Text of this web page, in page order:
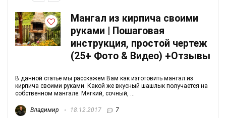
Мангал из кирпича своими
руками | Пошаговая
инструкция, простой чертеж
(25+ Фото & Видео) +Отзывы
В данной статье мы расскажем Вам как изготовить мангал из
кирпича своими руками. Какой же вкусный шашлык получается на
собственном мангале. Мягкий, сочный, ...
Владимир 18.12.2017 7